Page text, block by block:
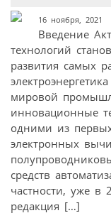
16 ноября, 2021
Введение
технологий
развития самых
мировой
инновационные
одними из
электронных
средств
частности, уже в
редакция […]